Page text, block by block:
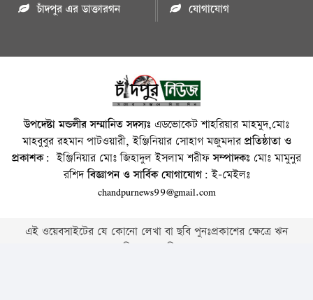
চাঁদপুর এর ডাক্তারগন
যোগাযোগ
উপদেষ্টা মন্ডলীর সম্মানিত সদস্যঃ এডভোকেট শাহরিয়ার মাহমুদ,মোঃ
মাহবুবুর রহমান পাটওয়ারী, ইঞ্জিনিয়ার সোহাগ মজুমদারপ্রতিষ্ঠাতা ও
প্রকাশক: ইঞ্জিনিয়ার মোঃ জিহাদুল ইসলাম শরীফসম্পাদকঃ মোঃ মামুনুর
রশিদবিজ্ঞাপন ও সার্বিক যোগাযোগ: ই-মেইলঃ
chandpurnews99@gmail.com
এই ওয়েবসাইটের যে কোনো লেখা বা ছবি পুনঃপ্রকাশের ক্ষেত্রে ঋন
স্বীকার বাঞ্চনীয় ।